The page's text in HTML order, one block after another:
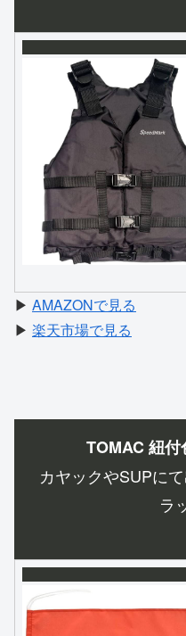
▶ AMAZONで見る
▶ 楽天市場で見る
TOMAC 紐
カヤックやSUPに
ラ